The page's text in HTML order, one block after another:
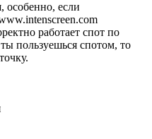
особенно, если
работает спот по
пользуешься спотом, то